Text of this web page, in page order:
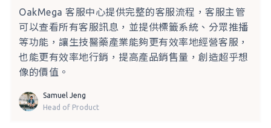
OakMega 客服中心提供完整的客服流程，客服主管
可以查看所有客服訊息，並提供標籤系統、分眾推播
等功能，讓生技醫藥產業能夠更有效率地經營客服，
也能更有效率地行銷，提高產品銷售量，創造超乎想
像的價值。
Samuel Jeng
Head of Product